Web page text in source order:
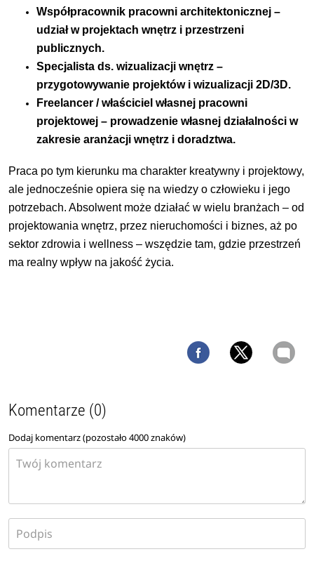
Współpracownik pracowni architektonicznej –
udział w projektach wnętrz i przestrzeni
publicznych.
Specjalista ds. wizualizacji wnętrz –
przygotowywanie projektów i wizualizacji 2D/3D.
Freelancer / właściciel własnej pracowni
projektowej – prowadzenie własnej działalności w
zakresie aranżacji wnętrz i doradztwa.
Praca po tym kierunku ma charakter kreatywny i projektowy,
ale jednocześnie opiera się na wiedzy o człowieku i jego
potrzebach. Absolwent może działać w wielu branżach – od
projektowania wnętrz, przez nieruchomości i biznes, aż po
sektor zdrowia i wellness – wszędzie tam, gdzie przestrzeń
ma realny wpływ na jakość życia.
Komentarze (0)
Dodaj komentarz (pozostało4000znaków)